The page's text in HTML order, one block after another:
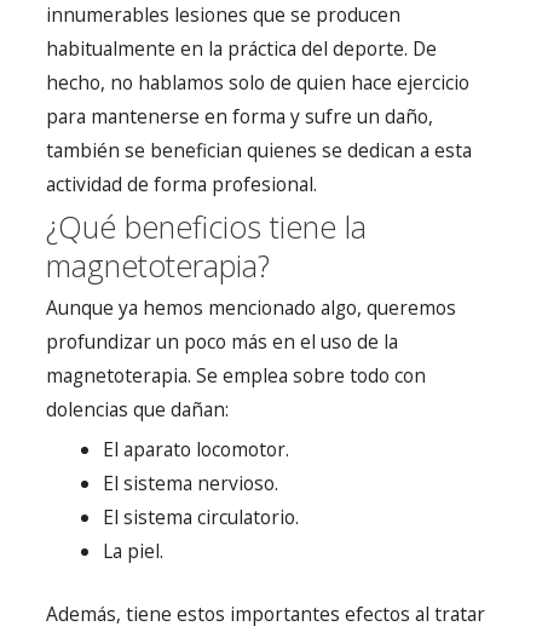
innumerables lesiones que se producen
habitualmente en la práctica del deporte. De
hecho, no hablamos solo de quien hace ejercicio
para mantenerse en forma y sufre un daño,
también se benefician quienes se dedican a esta
actividad de forma profesional.
¿Qué beneficios tiene la
magnetoterapia?
Aunque ya hemos mencionado algo, queremos
profundizar un poco más en el uso de la
magnetoterapia. Se emplea sobre todo con
dolencias que dañan:
El aparato locomotor.
El sistema nervioso.
El sistema circulatorio.
La piel.
Además, tiene estos importantes efectos al tratar